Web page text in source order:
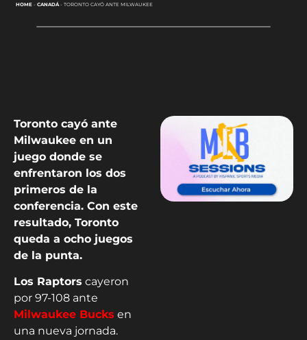
HOME- CANADÁ- TORONTO CAYÓ ANTE MILWAUKEE
Toronto cayó ante
Milwaukee en un
juego donde se
enfrentaron los dos
primeros de la
conferencia. Con este
resultado, Toronto
queda a ocho juegos
de la punta.
Los Raptors cayeron
por 97-108 ante
Milwaukee Bucks en
una nueva jornada.